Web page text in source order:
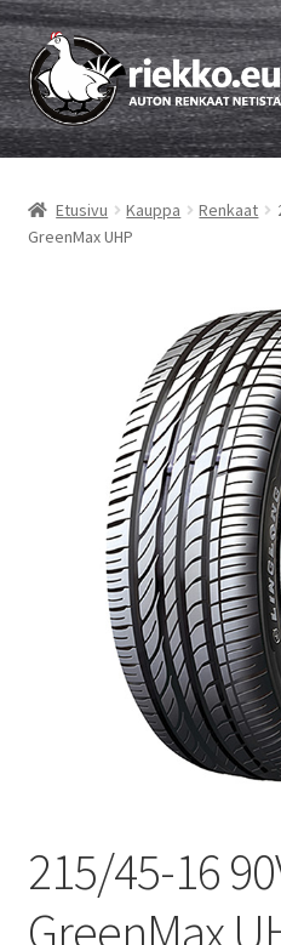
Siirry
navigointiin
Siirry
sisältöön
Etusivu
Vinkit & ohjeet
Rengastestit
Etusivu Kauppa Renkaat
GreenMax UHP
215/45-16
GreenMax